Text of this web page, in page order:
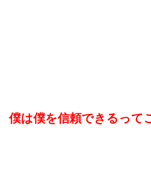
僕は僕を信頼できるって